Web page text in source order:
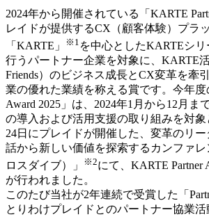
2024年から開催されている「KARTE
レイドが提供するCX（顧客体験）プラ
「KARTE」
※1 を中心としたKARTEシ
行うパートナー企業を対象に、KARTE
Friends）のビジネス成長とCX変革を牽
業の優れた業績を称える賞です。今年度
Award 2025」は、2024年1月から12月ま
の導入および活用支援の取り組みを対象
24日にプレイドが開催した、変革のリ
話から新しい価値を探索するカンファ
ロスダイブ）」
※2にて、KARTE Partner
が行われました。
このたび当社が2年連続で受賞した「
とりわけプレイドとのパートナー協業